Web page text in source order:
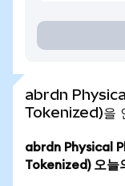
abrdn
Tokenized)을
abrdn Physical
Tokenized) 오늘